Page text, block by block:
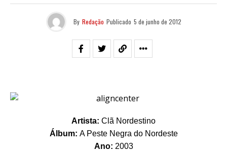
By Redação Publicado 5 de junho de 2012
Artista: Clã Nordestino
Álbum: A Peste Negra do Nordeste
Ano: 2003